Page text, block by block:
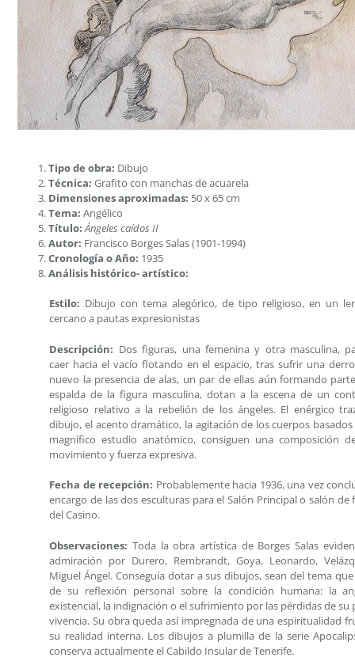
Tipo de obra: Dibujo
Técnica:Grafito con manchas de acuarela
Dimensiones aproximadas: 50 x 65 cm
Tema:Angélico
Título:Ángeles caídos II
Autor: Francisco Borges Salas (1901-1994)
Cronología o Año: 1935
Análisis histórico- artístico:
Estilo: Dibujo con tema alegórico, de tipo religioso, en un
cercano a pautas expresionistas
Descripción: Dos figuras, una femenina y otra masculina,
caer hacia el vacío flotando en el espacio, tras sufrir una
nuevo la presencia de alas, un par de ellas aún formando
espalda de la figura masculina, dotan a la escena de un
religioso relativo a la rebelión de los ángeles. El enérgico
dibujo, el acento dramático, la agitación de los cuerpos
magnífico estudio anatómico, consiguen una composición
movimiento y fuerza expresiva.
Fecha de recepción: Probablemente hacia 1936, una vez
encargo de las dos esculturas para el Salón Principal o salón de
del Casino.
Observaciones:Toda la obra artística de Borges Salas
admiración por Durero, Rembrandt, Goya, Leonardo,
Miguel Ángel. Conseguía dotar a sus dibujos, sean del tema
de su reflexión personal sobre la condición humana: la
existencial, la indignación o el sufrimiento por las pérdidas de su
vivencia. Su obra queda así impregnada de una espiritualidad
su realidad interna. Los dibujos a plumilla de la serie
conserva actualmente el Cabildo Insular de Tenerife.